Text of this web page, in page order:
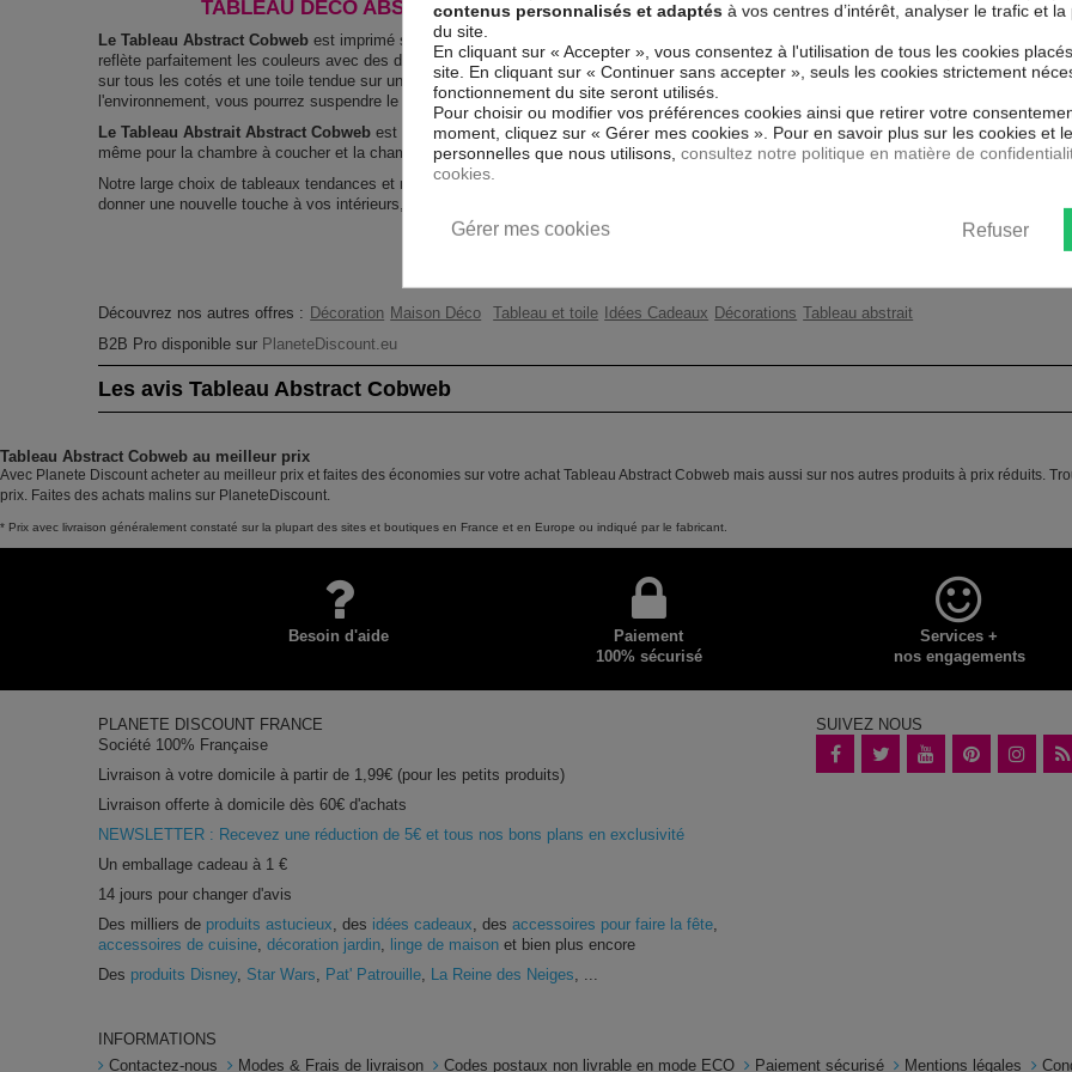
TABLEAU DÉCO ABSTRAIT ABSTRACT COBWEB !
Le Tableau Abstract Cobweb est imprimé sur un papier intissé spécial et de haute qualité qui
reflète parfaitement les couleurs avec des détails parfaitement reproduits. Grâce à une impression
sur tous les cotés et une toile tendue sur un châssis fait de matériaux respectueux de
l'environnement, vous pourrez suspendre le tableau immédiatement sans avoir à l'encadrer.
Le Tableau Abstrait Abstract Cobweb est résistant aux rayons UV, inodore et 100 % sûr, parfait
même pour la chambre à coucher et la chambre des enfants.
Notre large choix de tableaux tendances et modernes constituent un moyen simple et pas cher de
donner une nouvelle touche à vos intérieurs, il y en a pour tous les goût.
Thème
Impression
Découvrez nos autres offres : Décoration Maison Déco Tableau et toile Idées Cadeaux Décorations Tableau abstrait
B2B Pro disponible sur PlaneteDiscount.eu
Les avis Tableau Abstract Cobweb
Tableau Abstract Cobweb au meilleur prix
Avec Planete Discount acheter au meilleur prix et faites des économies sur votre achat Tableau Abstract Cobweb mais aussi sur nos autres produits à prix réduits.
prix. Faites des achats malins sur PlaneteDiscount.
* Prix avec livraison généralement constaté sur la plupart des sites et boutiques en France et en Europe ou indiqué par le fabricant.
Besoin d'aide
Paiement
100% sécurisé
Services +
nos engagements
PLANETE DISCOUNT FRANCE
Société 100% Française
Livraison à votre domicile à partir de 1,99€ (pour les petits produits)
Livraison offerte à domicile dès 60€ d'achats
NEWSLETTER : Recevez une réduction de 5€ et tous nos bons plans en exclusivité
Un emballage cadeau à 1 €
14 jours pour changer d'avis
Des milliers de produits astucieux , des idées cadeaux , desaccessoires pour faire la fête
accessoires de cuisine ,décoration jardin linge de maison et bien plus encore
Des produits Disney, Star Wars Pat' Patrouille La Reine des Neiges
SUIVEZ NOUS
INFORMATIONS
Contactez-nous
Modes & Frais de livraison Codes postaux non livrable en mode ECO Paiement sécurisé Mentions légales
contenus personnalisés et adaptés à vos centres d’intérêt, analyser le trafic et
du site.
En cliquant sur « Accepter », vous consentez à l'utilisation de tous les cookies
site. En cliquant sur « Continuer sans accepter », seuls les cookies strictement
fonctionnement du site seront utilisés.
Pour choisir ou modifier vos préférences cookies ainsi que retirer votre
moment, cliquez sur « Gérer mes cookies ». Pour en savoir plus sur les cookies et
personnelles que nous utilisons, consultez notre politique en matière de
cookies.
Refuser
Gérer mes cookies